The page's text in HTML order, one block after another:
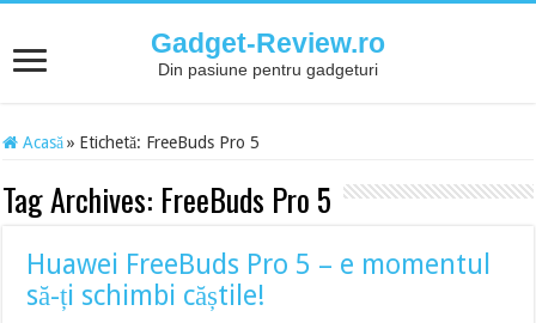
Gadget-Review.ro
Din pasiune pentru gadgeturi
Acasă » Etichetă: FreeBuds Pro 5
Tag Archives: FreeBuds Pro 5
Huawei FreeBuds Pro 5 – e momentul
să-ți schimbi căștile!